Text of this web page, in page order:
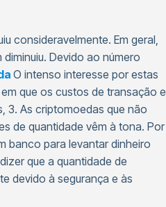
consideravelmente. Em geral,
Devido ao número
O intenso interesse por estas
que os custos de transação e
3. As criptomoedas que não
de quantidade vêm à tona. Por
banco para levantar dinheiro
que a quantidade de
devido à segurança e às